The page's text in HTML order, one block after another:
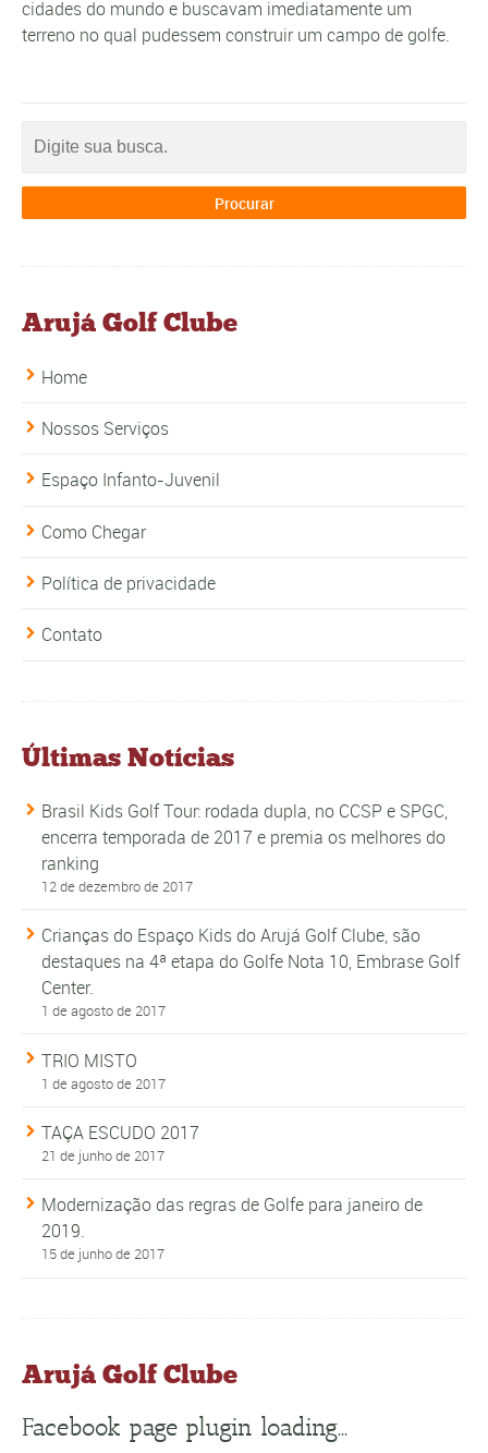
cidades do mundo e buscavam imediatamente um
terreno no qual pudessem construir um campo de golfe.
Arujá Golf Clube
Home
Nossos Serviços
Espaço Infanto-Juvenil
Como Chegar
Política de privacidade
Contato
Últimas Notícias
Brasil Kids Golf Tour: rodada dupla, no CCSP e SPGC,
encerra temporada de 2017 e premia os melhores do
ranking
12 de dezembro de 2017
Crianças do Espaço Kids do Arujá Golf Clube, são
destaques na 4ª etapa do Golfe Nota 10, Embrase Golf
Center.
1 de agosto de 2017
TRIO MISTO
1 de agosto de 2017
TAÇA ESCUDO 2017
21 de junho de 2017
Modernização das regras de Golfe para janeiro de
2019.
15 de junho de 2017
Arujá Golf Clube
Facebook page plugin loading...